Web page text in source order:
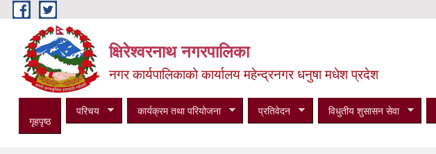
Skip to main content
क्षिरेश्वरनाथ नगरपालिका
नगर कार्यपालिकाको कार्यालय महेन्द्रनगर धनुषा मधेश प्रदेश
गृहपृष्ठ
परिचय कार्यक्रम तथा परियोजना प्रतिवेदन विधुतीय शुसासन सेवा